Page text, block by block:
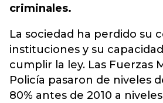
criminales.
La sociedad ha perdido su
instituciones y su
cumplir la ley. Las Fuerzas
Policía pasaron de niveles
80% antes de 2010 a